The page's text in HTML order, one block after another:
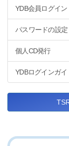
YDB会員ログイン
パスワードの設
個人CD発行
YDBログインガイ